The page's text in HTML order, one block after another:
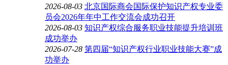
2026-08-03 北京国际商会国际保护知识产权专业委
员会2026年年中工作交流会成功召开
2026-08-03 知识产权综合服务职业技能提升培训班
成功举办
2026-07-28 第四届“知识产权行业职业技能大赛”成
功举办